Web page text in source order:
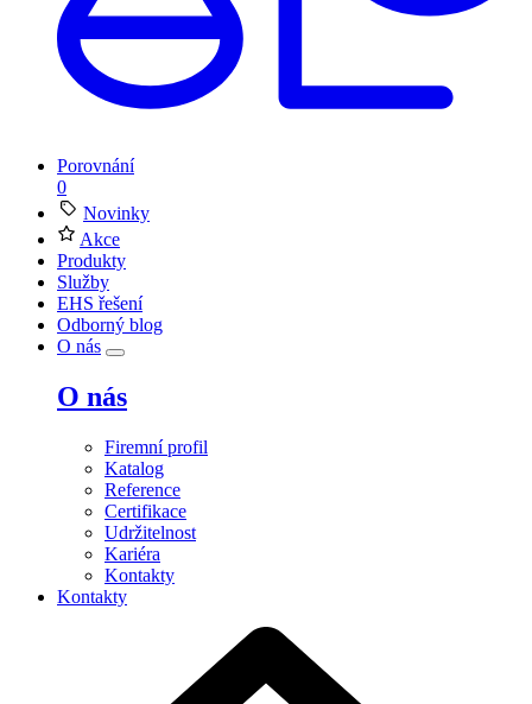
Porovnání
0
Novinky
Akce
Produkty
Služby
EHS řešení
Odborný blog
O nás
O nás
Firemní profil
Katalog
Reference
Certifikace
Udržitelnost
Kariéra
Kontakty
Kontakty